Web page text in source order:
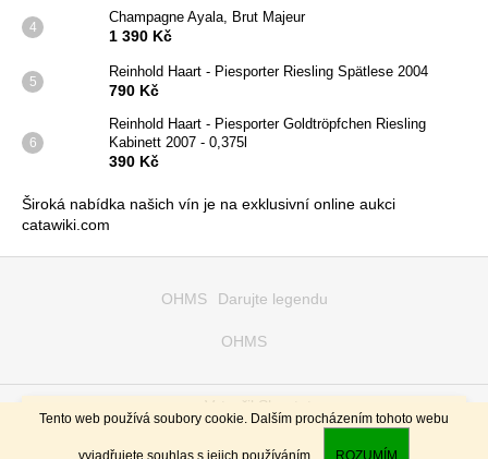
Tento web používá soubory cookie. Dalším procházením tohoto webu
vyjadřujete souhlas s jejich používáním. ROZUMÍM
Všechny, co si uvědomují hodnotu času, nejen svého ale i našeho,
tj. nakoupí po 6ti ks od stejného druhu vína (celou krabici) -
odměníme rabatem ve výši 2 až 5% z celkové hodnoty objednávky.
Champagne Ayala, Brut Majeur
1 390 Kč
Reinhold Haart - Piesporter Riesling Spätlese 2004
790 Kč
Reinhold Haart - Piesporter Goldtröpfchen Riesling
Kabinett 2007 - 0,375l
390 Kč
Široká nabídka našich vín je na exklusivní online aukci
catawiki.com
t
í
OHMS Darujte legendu
OHMS
Vytvořil Shoptet